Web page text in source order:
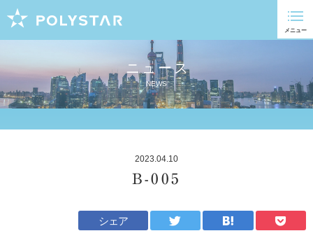
ニュース
NEWS
2023.04.10
B-005
シェア